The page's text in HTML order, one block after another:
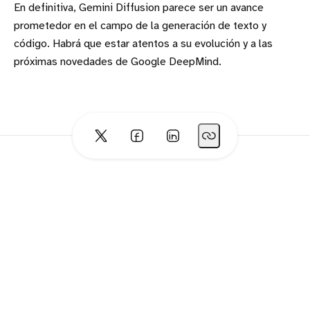
En definitiva, Gemini Diffusion parece ser un avance
prometedor en el campo de la generación de texto y
código. Habrá que estar atentos a su evolución y a las
próximas novedades de Google DeepMind.